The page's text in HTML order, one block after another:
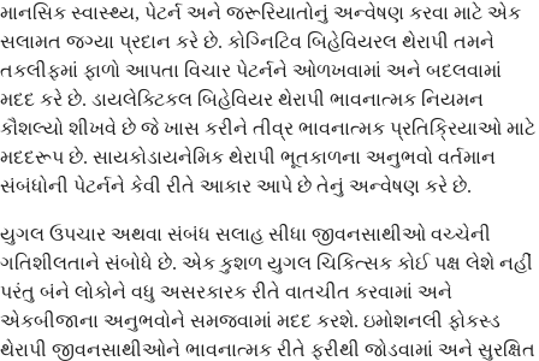
માનસિક સ્વાસ્થ્ય, પેટર્ન અને જરૂરિયાતોનું અન્વેષણ કરવા માટે એક
સલામત જગ્યા પ્રદાન કરે છે. કોગ્નિટિવ બિહેવિયરલ થેરાપી તમને
તકલીફમાં ફાળો આપતા વિચાર પેટર્નને ઓળખવામાં અને બદલવામાં
મદદ કરે છે. ડાયલેક્ટિકલ બિહેવિયર થેરાપી ભાવનાત્મક નિયમન
કૌશલ્યો શીખવે છે જે ખાસ કરીને તીવ્ર ભાવનાત્મક પ્રતિક્રિયાઓ માટે
મદદરૂપ છે. સાયકોડાયનેમિક થેરાપી ભૂતકાળના અનુભવો વર્તમાન
સંબંધોની પેટર્નને કેવી રીતે આકાર આપે છે તેનું અન્વેષણ કરે છે.
યુગલ ઉપચાર અથવા સંબંધ સલાહ સીધા જીવનસાથીઓ વચ્ચેની
ગતિશીલતાને સંબોધે છે. એક કુશળ યુગલ ચિકિત્સક કોઈ પક્ષ લેશે નહીં
પરંતુ બંને લોકોને વધુ અસરકારક રીતે વાતચીત કરવામાં અને
એકબીજાના અનુભવોને સમજવામાં મદદ કરશે. ઇમોશનલી ફોકસ્ડ
થેરાપી જીવનસાથીઓને ભાવનાત્મક રીતે ફરીથી જોડવામાં અને સુરક્ષિત